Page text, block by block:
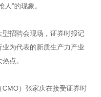
”的现象。
招聘会现场，证券时报记
为代表的新质生产力产业
点。
）张家庆在接受证券时